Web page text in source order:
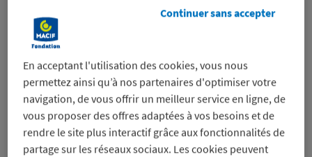
© La marmite solidaire - Jack Varlet
En acceptant l'utilisation des cookies, vous nous
permettez ainsi qu’à nos partenaires d'optimiser votre
navigation, de vous offrir un meilleur service en ligne, de
vous proposer des offres adaptées à vos besoins et de
rendre le site plus interactif grâce aux fonctionnalités de
partage sur les réseaux sociaux. Les cookies peuvent
Continuer sans accepter